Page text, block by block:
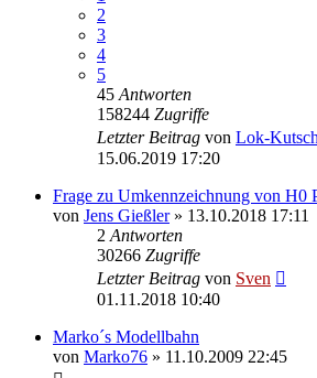
2
3
4
5
45 Antworten
158244 Zugriffe
Letzter Beitrag von Lok-
15.06.2019 17:20
Frage zu Umkennzeichnung von H0
von Jens Gießler» 13.10.2018 17:11
2 Antworten
30266 Zugriffe
Letzter Beitrag von Sven
01.11.2018 10:40
Marko´s Modellbahn
von Marko76 » 11.10.2009 22:45